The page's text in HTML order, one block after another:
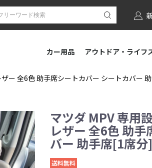
カー用品 アウトドア・ライフ
ー 全6色 助手席シートカバー シートカバー
マツダ MPV 専用
レザー 全6色 助
バー 助手席[1席
送料無料